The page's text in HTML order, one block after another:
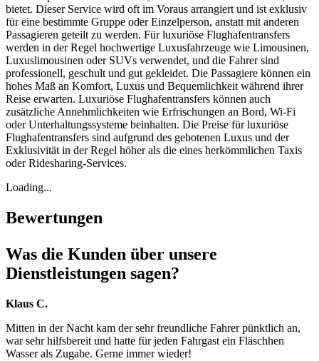
bietet. Dieser Service wird oft im Voraus arrangiert und ist exklusiv
für eine bestimmte Gruppe oder Einzelperson, anstatt mit anderen
Passagieren geteilt zu werden. Für luxuriöse Flughafentransfers
werden in der Regel hochwertige Luxusfahrzeuge wie Limousinen,
Luxuslimousinen oder SUVs verwendet, und die Fahrer sind
professionell, geschult und gut gekleidet. Die Passagiere können ein
hohes Maß an Komfort, Luxus und Bequemlichkeit während ihrer
Reise erwarten. Luxuriöse Flughafentransfers können auch
zusätzliche Annehmlichkeiten wie Erfrischungen an Bord, Wi-Fi
oder Unterhaltungssysteme beinhalten. Die Preise für luxuriöse
Flughafentransfers sind aufgrund des gebotenen Luxus und der
Exklusivität in der Regel höher als die eines herkömmlichen Taxis
oder Ridesharing-Services.
Loading...
Bewertungen
Was die Kunden über unsere
Dienstleistungen sagen?
Klaus C.
Mitten in der Nacht kam der sehr freundliche Fahrer pünktlich an,
war sehr hilfsbereit und hatte für jeden Fahrgast ein Fläschhen
Wasser als Zugabe. Gerne immer wieder!